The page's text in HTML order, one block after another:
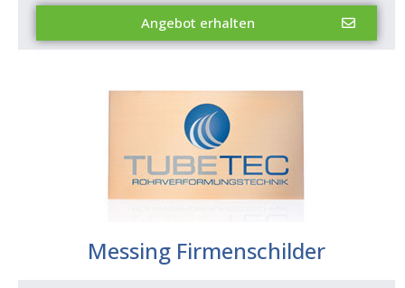
Angebot erhalten
Messing Firmenschilder